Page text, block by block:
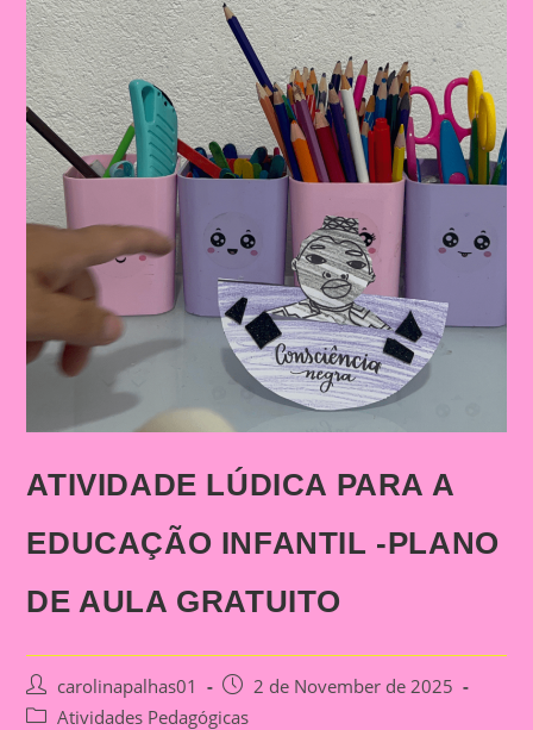
ATIVIDADE LÚDICA PARA A
EDUCAÇÃO INFANTIL -PLANO
DE AULA GRATUITO
Post
author:
carolinapalhas01
Post
published:
2 de November de 2025
PostAtividades Pedagógicas